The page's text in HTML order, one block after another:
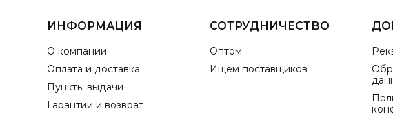
ИНФОРМАЦИЯ
О компании
Оплата и доставка
Пункты выдачи
Гарантии и возврат
СОТРУДНИЧЕСТВО
Оптом
Ищем поставщиков